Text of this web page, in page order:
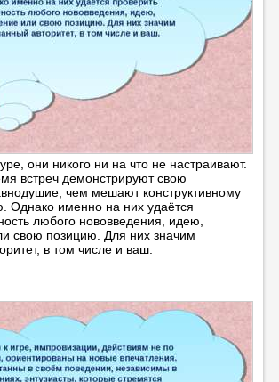
они никого ни на что не настраивают.
встреч демонстрируют свою
чем мешают конструктивному
Однако именно на них удаётся
любого нововведения, идею,
свою позицию. Для них значим
в том числе и ваш.